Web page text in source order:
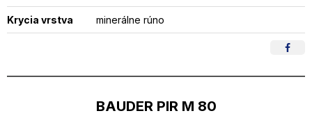
Krycia vrstva minerálne rúno
BAUDER PIR M 80